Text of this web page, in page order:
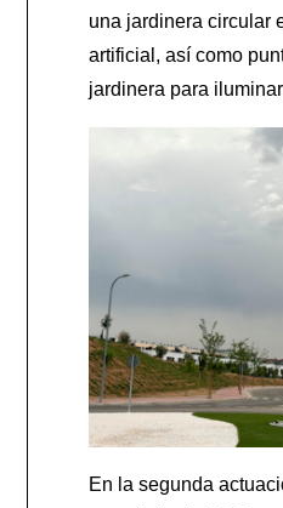
una jardinera circular
artificial, así como
jardinera para
En la segunda